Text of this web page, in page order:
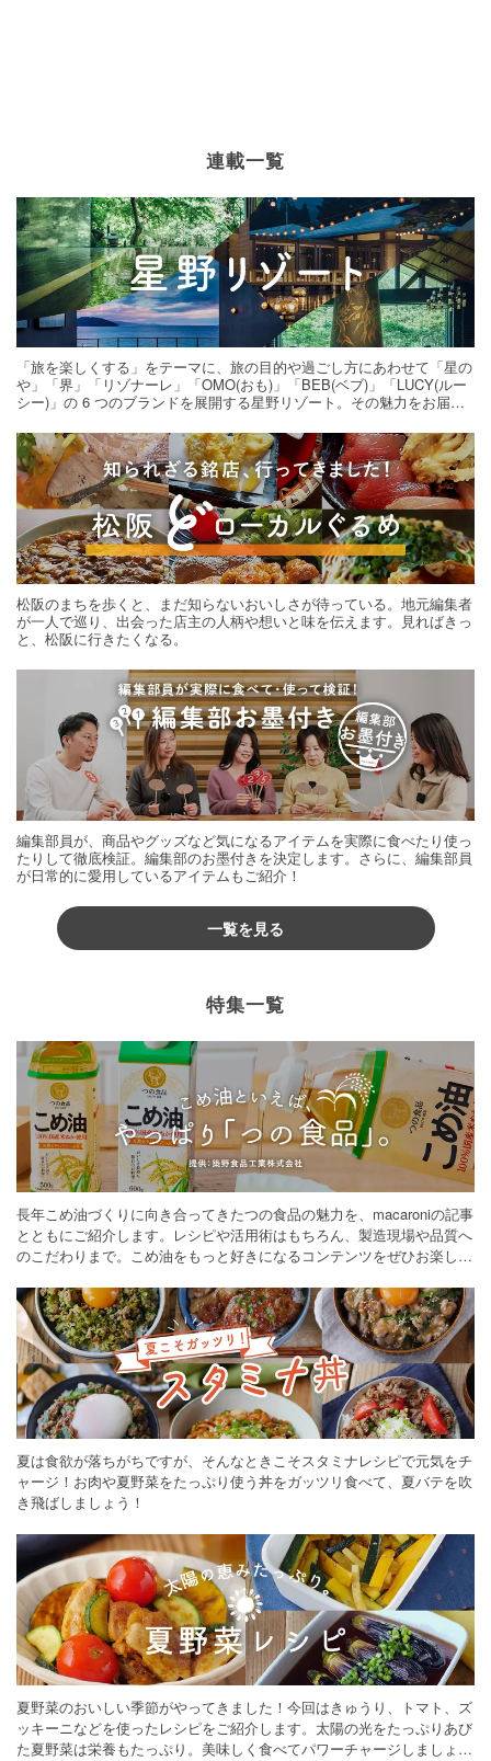
連載一覧
「旅を楽しくする」をテーマに、旅の目的や過ごし方にあわせて「星の
や」「界」「リゾナーレ」「OMO(おも)」「BEB(ベブ)」「LUCY(ルー
シー)」の 6 つのブランドを展開する星野リゾート。その魅力をお届け
松阪のまちを歩くと、まだ知らないおいしさが待っている。地元編集者
が一人で巡り、出会った店主の人柄や想いと味を伝えます。見ればきっ
と、松阪に行きたくなる。
編集部員が、商品やグッズなど気になるアイテムを実際に食べたり使っ
たりして徹底検証。編集部のお墨付きを決定します。さらに、編集部員
が日常的に愛用しているアイテムもご紹介！
一覧を見る
特集一覧
長年こめ油づくりに向き合ってきたつの食品の魅力を、macaroniの記事
とともにご紹介します。レシピや活用術はもちろん、製造現場や品質へ
のこだわりまで。こめ油をもっと好きになるコンテンツをぜひお楽しみ
夏は食欲が落ちがちですが、そんなときこそスタミナレシピで元気をチ
ャージ！お肉や夏野菜をたっぷり使う丼をガッツリ食べて、夏バテを吹
き飛ばしましょう！
夏野菜のおいしい季節がやってきました！今回はきゅうり、トマト、ズ
ッキーニなどを使ったレシピをご紹介します。太陽の光をたっぷりあび
た夏野菜は栄養もたっぷり。美味しく食べてパワーチャージしましょう